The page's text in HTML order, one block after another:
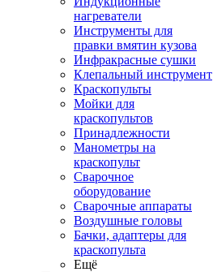
нагреватели
Инструменты для
правки вмятин кузова
Инфракрасные сушки
Клепальный инструмент
Краскопульты
Мойки для
краскопультов
Принадлежности
Манометры на
краскопульт
Сварочное
оборудование
Сварочные аппараты
Воздушные головы
Бачки, адаптеры для
краскопульта
Ещё